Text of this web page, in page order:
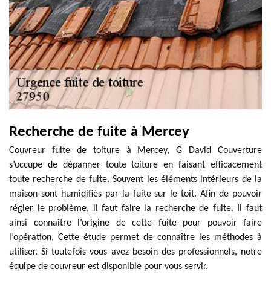
Recherche de fuite à Mercey
Couvreur fuite de toiture à Mercey, G David Couverture
s’occupe de dépanner toute toiture en faisant efficacement
toute recherche de fuite. Souvent les éléments intérieurs de la
maison sont humidifiés par la fuite sur le toit. Afin de pouvoir
régler le problème, il faut faire la recherche de fuite. Il faut
ainsi connaître l’origine de cette fuite pour pouvoir faire
l’opération. Cette étude permet de connaître les méthodes à
utiliser. Si toutefois vous avez besoin des professionnels, notre
équipe de couvreur est disponible pour vous servir.